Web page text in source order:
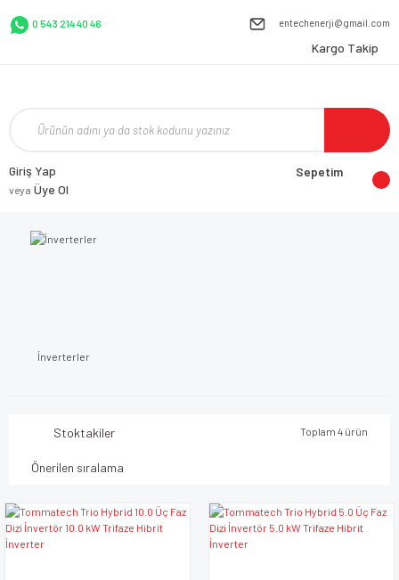
0 543 214 40 46 entechenerji@gmail.com
Kargo Takip
Giriş Yap
veya Üye Ol
Sepetim
İnverterler
Stoktakiler Toplam 4 ürün